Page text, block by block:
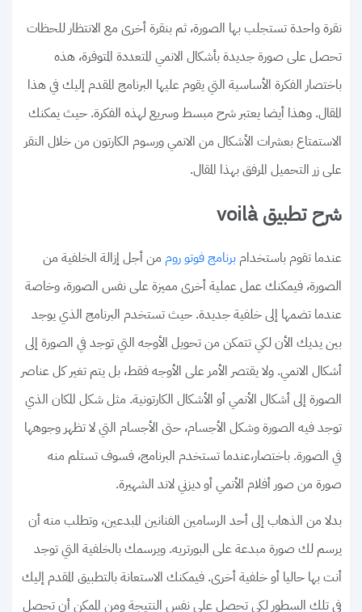
نقرة واحدة تستجلب بها الصورة، ثم بنقرة أخرى مع الانتظار للحظات
تحصل على صورة جديدة بأشكال الانمي المتعددة المتوفرة، هذه
باختصار الفكرة الأساسية التي يقوم عليها البرنامج المقدم إليك في هذا
المقال. وهذا أيضا يعتبر شرح مبسط وسريع لهذه الفكرة. حيث يمكنك
الاستمتاع بعشرات الأشكال من الانمي ورسوم الكارتون من خلال النقر
على زر التحميل المرفق بهذا المقال.
شرح تطبيق voilà
عندما تقوم باستخدام برنامج فوتو روم من أجل إزالة الخلفية من
الصورة، فيمكنك عمل عملية أخرى مميزة على نفس الصورة، وخاصة
عندما تضمها إلى خلفية جديدة. حيث تستخدم البرنامج الذي يوجد
بين يديك الأن لكي تتمكن من تحويل الأوجه التي توجد في الصورة إلى
أشكال الانمي. ولا يقتصر الأمر على الأوجه فقط، بل يتم تغير كل عناصر
الصورة إلى أشكال الأنمي أو الأشكال الكارتونية. مثل شكل المكان الذي
توجد فيه الصورة وشكل الأجسام، حتى الأجسام التي لا تظهر وجوهها
في الصورة. باختصار،عندما تستخدم البرنامج، فسوف تستلم منه
صورة من صور أفلام الأنمي أو ديزني لاند الشهيرة.
بدلا من الذهاب إلى أحد الرسامين الفنانين المبدعين، وتطلب منه أن
يرسم لك صورة مبدعة على البورتريه. ويرسمك بالخلفية التي توجد
أنت بها حاليا أو خلفية أخرى. فيمكنك الاستعانة بالتطبيق المقدم إليك
في تلك السطور لكي تحصل على نفس النتيجة ومن الممكن أن تحصل